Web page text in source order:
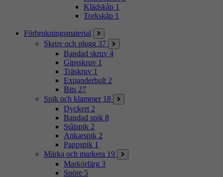
Klädskåp 1
Torkskåp 1
Förbrukningsmaterial
Skruv och plugg 37
Bandad skruv 4
Gipsskruv 1
Träskruv 1
Expanderbult 2
Bits 27
Spik och klammer 18
Dyckert 2
Bandad spik 8
Stålspik 2
Ankarspik 2
Pappspik 1
Märka och markera 19
Markörfärg 3
Snöre 5